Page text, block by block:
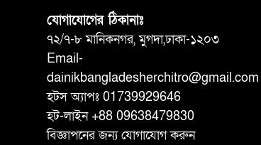
যোগাযোগের ঠিকানাঃ
৭২/৭-৮ মানিকনগর, মুগদা,ঢাকা-১২০৩
Email-
dainikbangladesherchitro@gmail.com
হটস অ্যাপঃ 01739929646
হট-লাইন +88 09638479830
বিজ্ঞাপনের জন্য যোগাযোগ করুন